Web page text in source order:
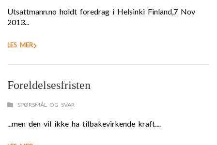
Utsattmann.no holdt foredrag i Helsinki Finland,7 Nov
2013...
LES MER
Foreldelsesfristen
SPØRSMÅL OG SVAR
...men den vil ikke ha tilbakevirkende kraft....